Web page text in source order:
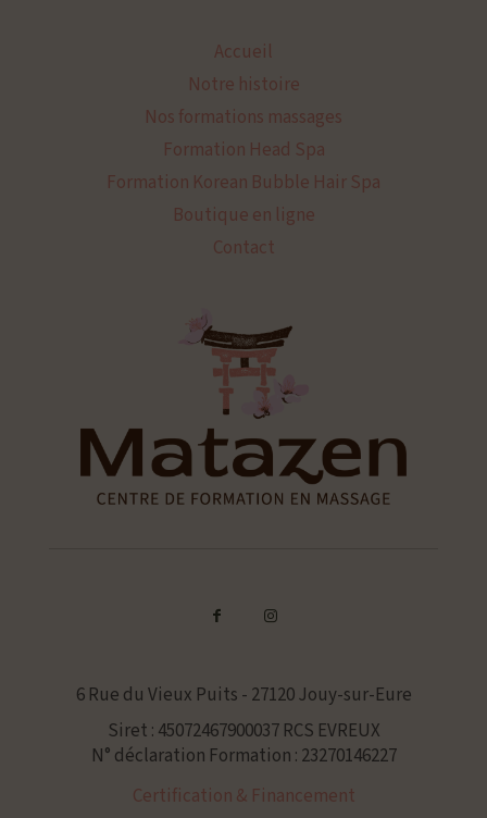
Accueil
Notre histoire
Nos formations massages
Formation Head Spa
Formation Korean Bubble Hair Spa
Boutique en ligne
Contact
6 Rue du Vieux Puits - 27120 Jouy-sur-Eure
Siret : 45072467900037 RCS EVREUX
N° déclaration Formation : 23270146227
Certification & Financement